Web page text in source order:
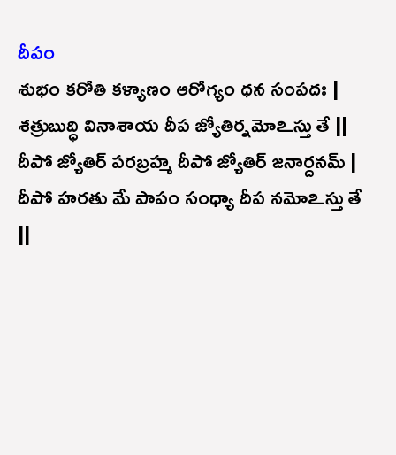
దీపం
శుభం కరోతి కళ్యాణం ఆరోగ్యం ధన సంపదః |
శత్రుబుద్ధి వినాశాయ దీప జ్యోతిర్నమోఽస్తు తే ||
దీపో జ్యోతిర్ పరబ్రహ్మ దీపో జ్యోతిర్ జనార్దనమ్ |
దీపో హరతు మే పాపం సంధ్యా దీప నమోఽస్తు తే
||